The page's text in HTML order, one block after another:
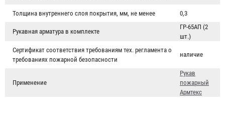
Толщина внутреннего слоя покрытия, мм, не менее 0,3
Рукавная арматура в комплекте
ГР-65АП (2
шт.)
Сертификат соответствия требованиям тех. регламента о
требованиях пожарной безопасности
наличие
Применение
Рукав
пожарный
Армтекс
Головка муфтовая ГМ-70 (ГМ-65)